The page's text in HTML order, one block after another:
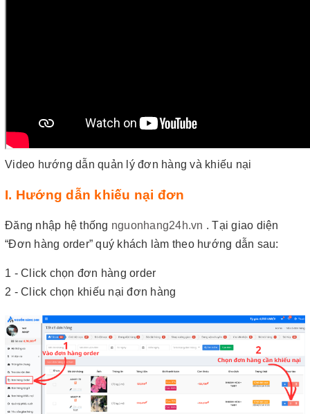
Video hướng dẫn quản lý đơn hàng và khiếu nại
I. Hướng dẫn khiếu nại đơn
Đăng nhập hệ thống nguonhang24h.vn . Tại giao diện
“Đơn hàng order” quý khách làm theo hướng dẫn sau:
1 - Click chọn đơn hàng order
2 - Click chọn khiếu nại đơn hàng